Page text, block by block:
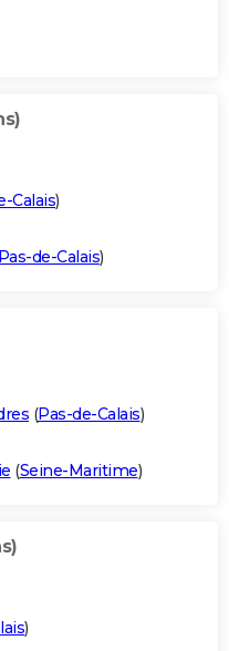
Calais)
de-Calais)
(Pas-de-Calais)
(Seine-Maritime)
)